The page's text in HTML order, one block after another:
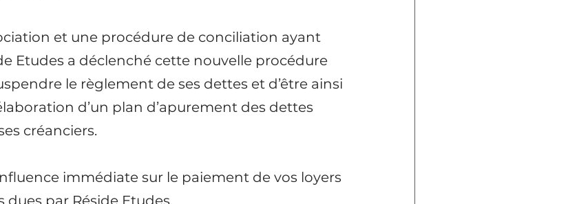
et une procédure de conciliation ayant
Etudes a déclenché cette nouvelle procédure
le règlement de ses dettes et d’être ainsi
d’un plan d’apurement des dettes
créanciers.
immédiate sur le paiement de vos loyers